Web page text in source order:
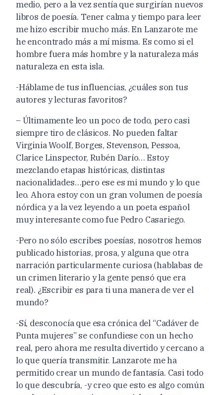
medio, pero a la vez sentía que surgirían nuevos
libros de poesía. Tener calma y tiempo para leer
me hizo escribir mucho más. En Lanzarote me
he encontrado más a mí misma. Es como si el
hombre fuera más hombre y la naturaleza más
naturaleza en esta isla.
-Háblame de tus influencias, ¿cuáles son tus
autores y lecturas favoritos?
– Últimamente leo un poco de todo, pero casi
siempre tiro de clásicos. No pueden faltar
Virginia Woolf, Borges, Stevenson, Pessoa,
Clarice Linspector, Rubén Darío… Estoy
mezclando etapas históricas, distintas
nacionalidades…pero ese es mi mundo y lo que
leo. Ahora estoy con un gran volumen de poesía
nórdica y a la vez leyendo a un poeta español
muy interesante como fue Pedro Casariego.
-Pero no sólo escribes poesías, nosotros hemos
publicado historias, prosa, y alguna que otra
narración particularmente curiosa (hablabas de
un crimen literario y la gente pensó que era
real). ¿Escribir es para ti una manera de ver el
mundo?
-Sí, desconocía que esa crónica del “Cadáver de
Punta mujeres” se confundiese con un hecho
real, pero ahora me resulta divertido y cercano a
lo que quería transmitir. Lanzarote me ha
permitido crear un mundo de fantasía. Casi todo
lo que descubría, -y creo que esto es algo común